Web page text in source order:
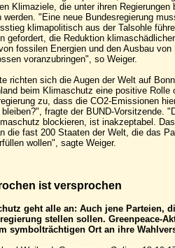
Klimaziele, die unter ihren Regierungen
werden. "Eine neue Bundesregierung
klimapolitisch aus der Talsohle
gefordert, die Reduktion
fossilen Energien und den Ausbau von
voranzubringen", so Weiger.
richten sich die Augen der Welt auf
beim Klimaschutz eine positive Rolle
zu, dass die CO2-Emissionen
fragte der BUND-Vorsitzende.
blockieren, ist inakzeptabel.
die fast 200 Staaten der Welt, die das
wollen", sagte Weiger.
ist versprochen
geht alle an: Auch jene Parteien,
stellen sollen. Greenpeace-
symbolträchtigen Ort an ihre